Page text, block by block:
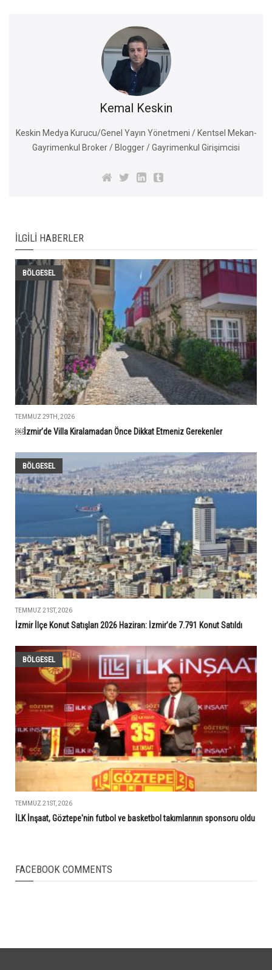
Kemal Keskin
Keskin Medya Kurucu/Genel Yayın Yönetmeni / Kentsel Mekan-
Gayrimenkul Broker / Blogger / Gayrimenkul Girişimcisi
İLGILI HABERLER
BÖLGESEL
TEMMUZ 29TH, 2026
￼İzmir’de Villa Kiralamadan Önce Dikkat Etmeniz Gerekenler
BÖLGESEL
TEMMUZ 21ST, 2026
İzmir İlçe Konut Satışları 2026 Haziran: İzmir’de 7.791 Konut Satıldı
BÖLGESEL
TEMMUZ 21ST, 2026
İLK İnşaat, Göztepe'nin futbol ve basketbol takımlarının sponsoru oldu
FACEBOOK COMMENTS